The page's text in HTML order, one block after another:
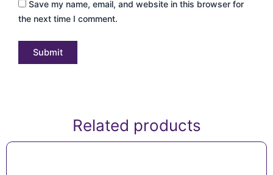
Save my name, email, and website in this browser for
the next time I comment.
Related products